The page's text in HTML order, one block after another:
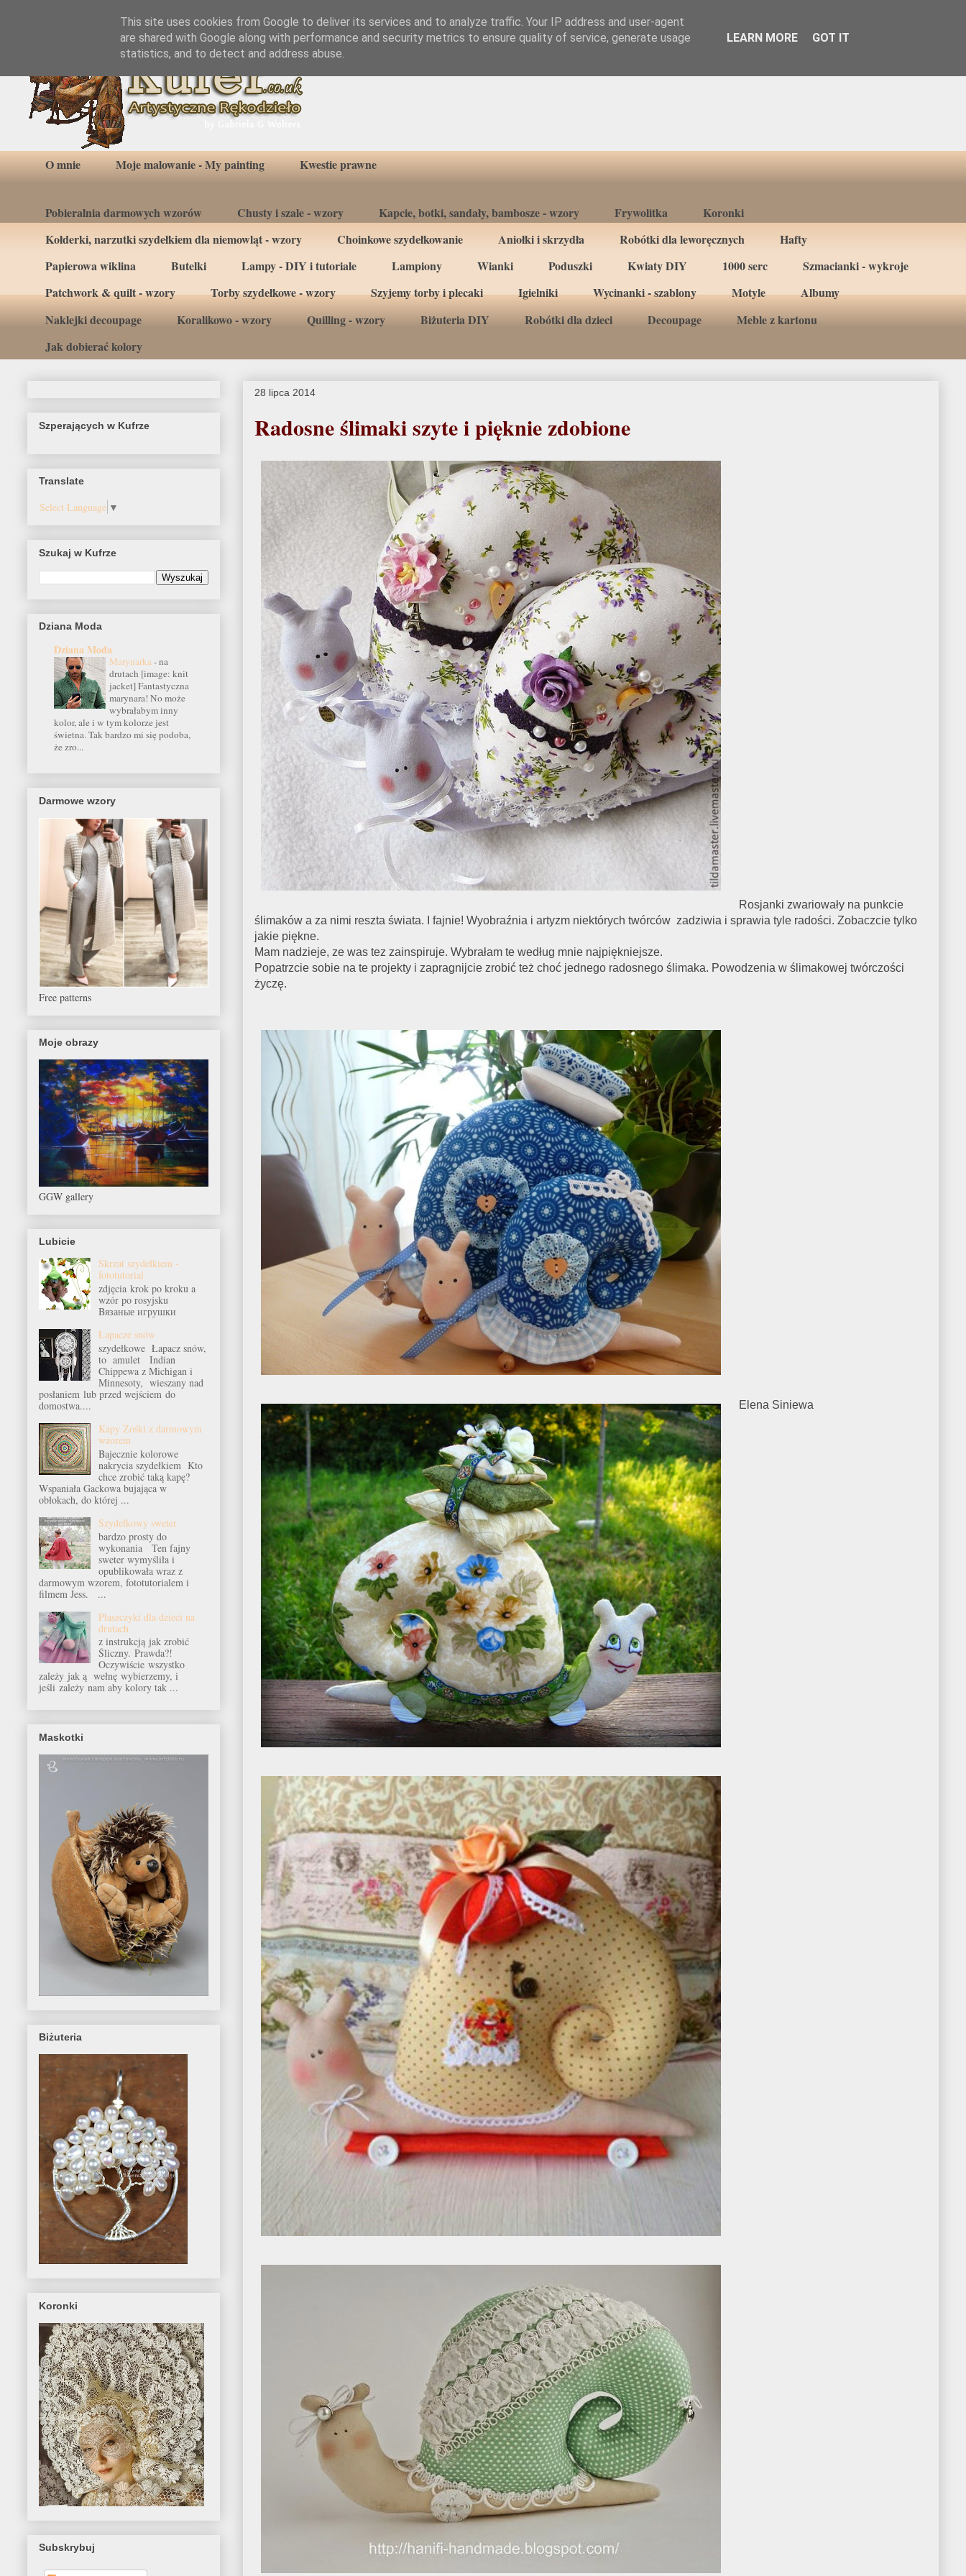
O mnie Moje malowanie - My painting Kwestie prawne
Pobieralnia darmowych wzorów Chusty i szale - wzory Kapcie, botki, sandały, bambosze - wzory Frywolitka
Koronki
Kołderki, narzutki szydełkiem dla niemowląt - wzory
Choinkowe szydełkowanie Aniołki i skrzydła Robótki dla leworęcznych
Hafty
Papierowa wiklina
Butelki Lampy - DIY i tutoriale Lampiony Wianki Poduszki Kwiaty DIY 1000 serc
Szmacianki - wykroje
Patchwork & quilt - wzory
Torby szydełkowe - wzory Szyjemy torby i plecaki Igielniki Wycinanki - szablony Motyle
Albumy
Naklejki decoupage
Koralikowo - wzory Quilling - wzory Biżuteria DIY Robótki dla dzieci Decoupage
Meble z kartonu
Jak dobierać kolory
28 lipca 2014
Radosne ślimaki szyte i pięknie zdobione
Rosjanki zwariowały na punkcie
ślimaków a za nimi reszta świata. I fajnie! Wyobraźnia i artyzm niektórych twórców zadziwia i sprawia tyle radości. Zobaczcie tylko
jakie piękne.
Mam nadzieje, ze was tez zainspiruje. Wybrałam te według mnie najpiękniejsze.
Popatrzcie sobie na te projekty i zapragnijcie zrobić też choć jednego radosnego ślimaka. Powodzenia w ślimakowej twórczości
życzę.
Elena Siniewa
Szperających w Kufrze
Translate
Select Language ▼
Szukaj w Kufrze
Dziana Moda
Dziana Moda
Marynarka-na
drutach [image: knit
jacket] Fantastyczna
marynara! No może
wybrałabym inny
kolor, ale i w tym kolorze jest
świetna. Tak bardzo mi się podoba,
że zro...
Darmowe wzory
Free patterns
Moje obrazy
GGW gallery
Lubicie
Skrzat szydełkiem -
fototutorial
zdjęcia krok po kroku a
wzór po rosyjsku
Bязаные игрушки
Łapacze snów
szydełkowe Łapacz snów,
to amulet Indian
Chippewa z Michigan i
Minnesoty, wieszany nad
posłaniem lub przed wejściem do
domostwa....
Kapy Zośki z darmowym
wzorem
Bajecznie kolorowe
nakrycia szydełkiem Kto
chce zrobić taką kapę?
Wspaniała Gackowa bujająca w
obłokach, do której ...
Szydełkowy sweter
bardzo prosty do
wykonania Ten fajny
sweter wymyśliła i
opublikowała wraz z
darmowym wzorem, fototutorialem i
filmem Jess. ...
Płaszczyki dla dzieci na
drutach
z instrukcją jak zrobić
Śliczny. Prawda?!
Oczywiście wszystko
zależy jak ą wełnę wybierzemy, i
jeśli zależy nam aby kolory tak ...
Maskotki
Biżuteria
Koronki
Subskrybuj
This site uses cookies from Google to deliver its services and to analyze traffic. Your IP address and user-agent
are shared with Google along with performance and security metrics to ensure quality of service, generate usage
statistics, and to detect and address abuse.
LEARN MORE GOT IT